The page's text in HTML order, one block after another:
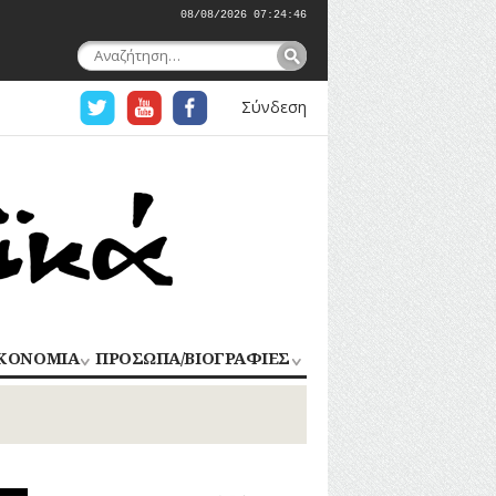
08/08/2026 07:24:47
Αναζήτηση
για:
Σύνδεση
ΠΡΟΣΩΠΑ/ΒΙΟΓΡΑΦΙΕΣ
ΑΓΩΝΙΣΤΕΣ
ΑΡΧΙΤΕΚΤΟΝΕΣ